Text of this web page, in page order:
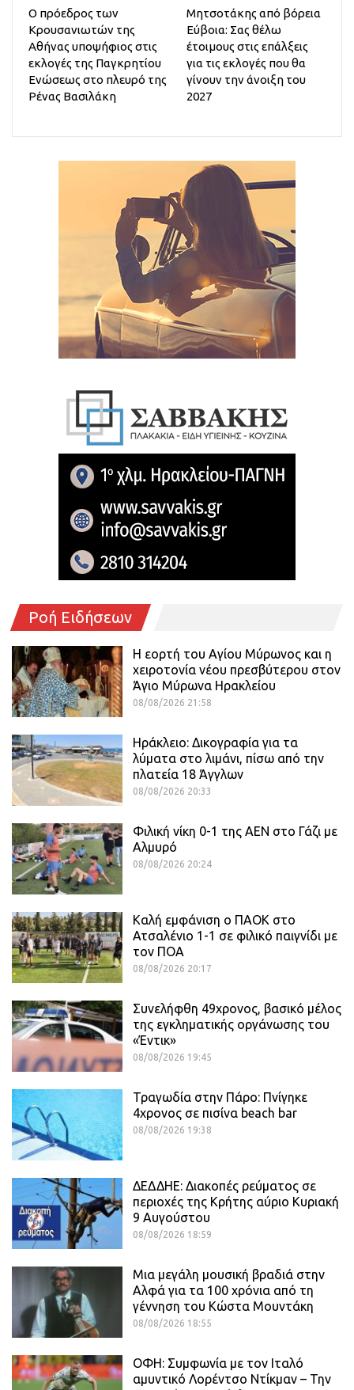
Ο πρόεδρος των
Κρουσανιωτών της
Αθήνας υποψήφιος στις
εκλογές της Παγκρητίου
Ενώσεως στο πλευρό της
Ρένας Βασιλάκη
Μητσοτάκης από βόρεια
Εύβοια: Σας θέλω
έτοιμους στις επάλξεις
για τις εκλογές που θα
γίνουν την άνοιξη του
2027
Ροή Ειδήσεων
Η εορτή του Αγίου Μύρωνος και η
χειροτονία νέου πρεσβύτερου στον
Άγιο Μύρωνα Ηρακλείου
08/08/2026 21:58
Ηράκλειο: Δικογραφία για τα
λύματα στο λιμάνι, πίσω από την
πλατεία 18 Άγγλων
08/08/2026 20:33
Φιλική νίκη 0-1 της ΑΕΝ στο Γάζι με
Αλμυρό
08/08/2026 20:24
Καλή εμφάνιση ο ΠΑΟΚ στο
Ατσαλένιο 1-1 σε φιλικό παιγνίδι με
τον ΠΟΑ
08/08/2026 20:17
Συνελήφθη 49χρονος, βασικό μέλος
της εγκληματικής οργάνωσης του
«Έντικ»
08/08/2026 19:45
Τραγωδία στην Πάρο: Πνίγηκε
4χρονος σε πισίνα beach bar
08/08/2026 19:38
ΔΕΔΔΗΕ: Διακοπές ρεύματος σε
περιοχές της Κρήτης αύριο Κυριακή
9 Αυγούστου
08/08/2026 18:59
Μια μεγάλη μουσική βραδιά στην
Αλφά για τα 100 χρόνια από τη
γέννηση του Κώστα Μουντάκη
08/08/2026 18:55
ΟΦΗ: Συμφωνία με τον Ιταλό
αμυντικό Λορέντσο Ντίκμαν – Την